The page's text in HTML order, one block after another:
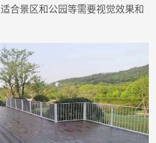
合景区和公园等需要视觉效果和